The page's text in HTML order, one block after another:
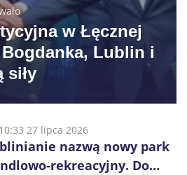
w Łęcznej
Lublin i
siły
10:33 27 lipca 2026
nazwą nowy park
rekreacyjny. Do